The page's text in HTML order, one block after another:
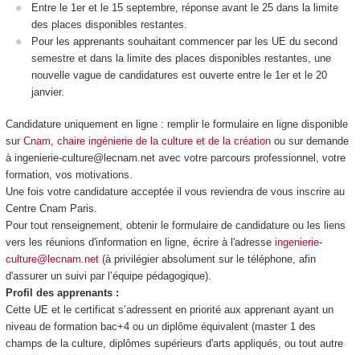
Entre le 1er et le 15 septembre, réponse avant le 25 dans la limite
des places disponibles restantes.
Pour les apprenants souhaitant commencer par les UE du second
semestre et dans la limite des places disponibles restantes, une
nouvelle vague de candidatures est ouverte entre le 1er et le 20
janvier.
Candidature uniquement en ligne : remplir le formulaire en ligne disponible
sur Cnam, chaire ingénierie de la culture et de la créationou sur demande
à ingenierie-culture@lecnam.net avec votre parcours professionnel, votre
formation, vos motivations.
Une fois votre candidature acceptée il vous reviendra de vous inscrire au
Centre Cnam Paris.
Pour tout renseignement, obtenir le formulaire de candidature ou les liens
vers les réunions d'information en ligne, écrire à l'adresse ingenierie-
culture@lecnam.net(à privilégier absolument sur le téléphone, afin
d'assurer un suivi par l’équipe pédagogique).
Profil des apprenants :
Cette UE et le certificat s’adressent en priorité aux apprenant ayant un
niveau de formation bac+4 ou un diplôme équivalent (master 1 des
champs de la culture, diplômes supérieurs d'arts appliqués, ou tout autre